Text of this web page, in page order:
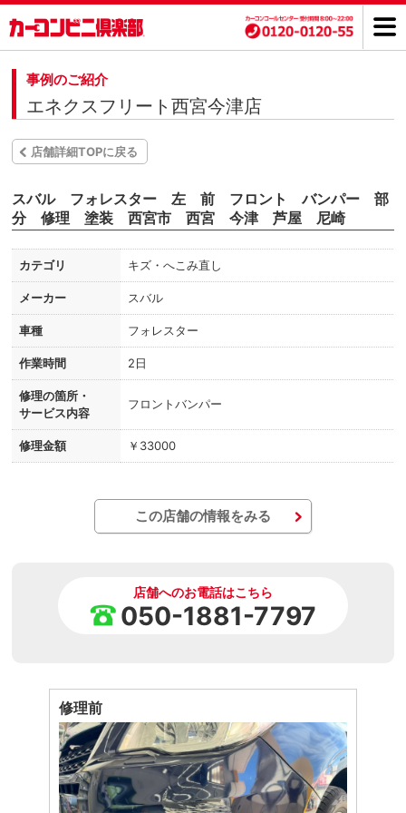
事例のご紹介
エネクスフリート西宮今津店
店舗詳細TOPに戻る
スバル フォレスター 左 前 フロント バンパー 部
分 修理 塗装 西宮市 西宮 今津 芦屋 尼崎
カテゴリ キズ・へこみ直し
メーカー スバル
車種 フォレスター
作業時間 2日
修理の箇所・
サービス内容
フロントバンパー
修理金額 ￥33000
この店舗の情報をみる
店舗へのお電話はこちら
050-1881-7797
修理前